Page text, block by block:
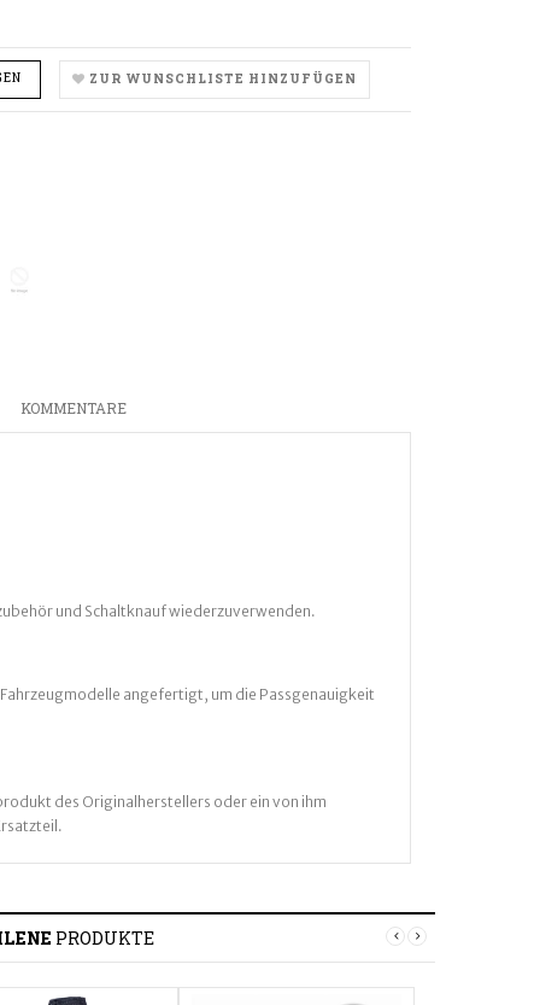
ZUR WUNSCHLISTE HINZUFÜGEN
KOMMENTARE
und Schaltknauf wiederzuverwenden.
angefertigt, um die Passgenauigkeit
des Originalherstellers oder ein von ihm
PRODUKTE